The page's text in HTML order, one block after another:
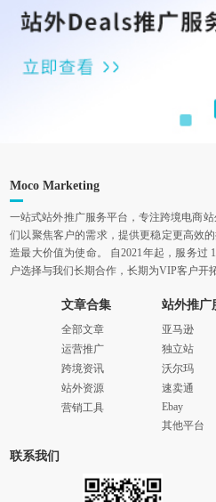
Moco Marketing
一站式站外推广服务平台，专注跨境电商
们以聚焦客户的需求，提供更稳定更高效
造最大价值为使命。 自2021年起，服务过
户选择与我们长期合作，长期为VIP客户开
文章合集
全部文章
运营推广
跨境资讯
站外资源
营销工具
站外推广
亚马逊
独立站
沃尔玛
速卖通
Ebay
其他平台
联系我们